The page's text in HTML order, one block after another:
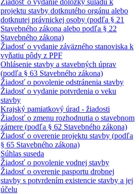
Žiadosť o vydanie doložky súladu k
projektu stavby dotknutého orgánu alebo
dotknutej právnickej osoby (podľa § 21
Stavebného zákona alebo podľa § 22
Stavebného zákona)
Žiadosť o vydanie záväzného stanoviska k
vyňatiu pôdy z PPF
Ohlásenie stavby a stavebných úprav
(podľa § 63 Stavebného zákona)
Žiadosť o povolenie odstránenia stavby
Žiadosť o vydanie potvrdenia o veku
stavby
Krajský pamiatkový úrad - žiadosti
Žiadosť o zmenu rozhodnutia o stavebnom
zámere (podľa § 62 Stavebného zákona)
Žiadosť o overenie projektu stavby (podľa
§ 65 Stavebného zákona)
Súhlas suseda
Žiadosť o povolenie vodnej stavby
Žiadosť o overenie pasportu drobnej
stavby s potvrdením existencie stavby a jej
účelu